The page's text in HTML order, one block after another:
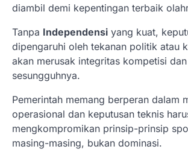
diambil demi kepentingan terbaik
Tanpa Independensi yang kuat,
dipengaruhi oleh tekanan politik atau
akan merusak integritas kompetisi
sesungguhnya.
Pemerintah memang berperan dalam
operasional dan keputusan teknis
mengkompromikan prinsip-prinsip
masing-masing, bukan dominasi.